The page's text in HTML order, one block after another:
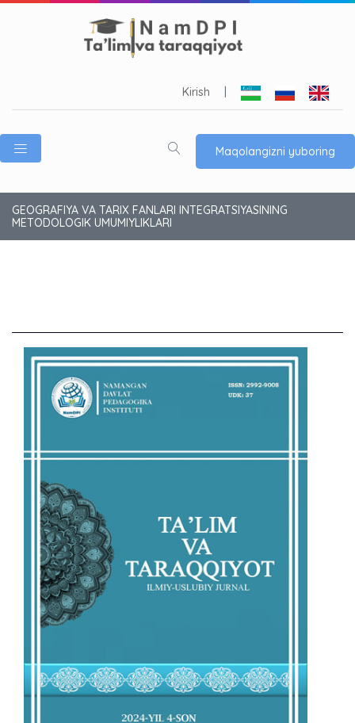
Kirish
Maqolangizni yuboring
GEOGRAFIYA VA TARIX FANLARI INTEGRATSIYASINING
METODOLOGIK UMUMIYLIKLARI